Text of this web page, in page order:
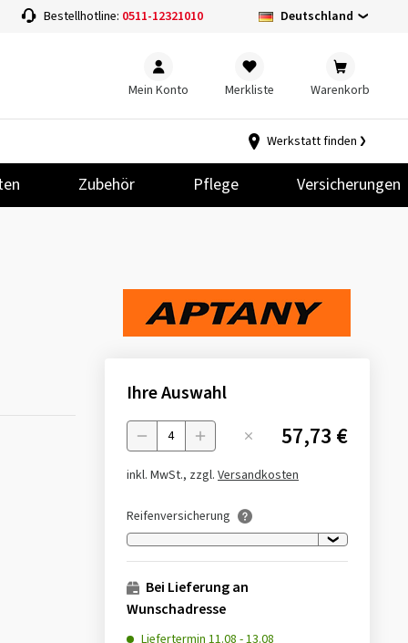
Bestellhotline: 0511-12321010 Deutschland
Mein Konto Merkliste Warenkorb
Zubehör Pflege Versicherungen
Werkstatt finden
Ihre Auswahl
Menge 57,73 €
inkl. MwSt., zzgl. Versandkosten
Reifenversicherung
Bei Lieferung an
Wunschadresse
Liefertermin 11.08 -13.08